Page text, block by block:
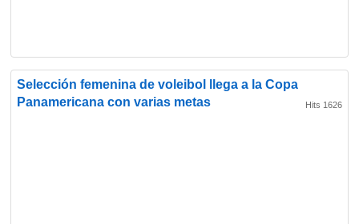
Selección femenina de voleibol llega a la Copa
Panamericana con varias metas
Hits 1626